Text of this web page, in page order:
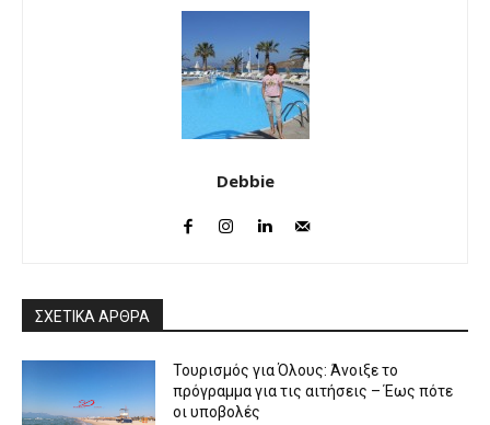
Debbie
ΣΧΕΤΙΚΑ ΑΡΘΡΑ
Τουρισμός για Όλους: Άνοιξε το
πρόγραμμα για τις αιτήσεις – Έως πότε
οι υποβολές